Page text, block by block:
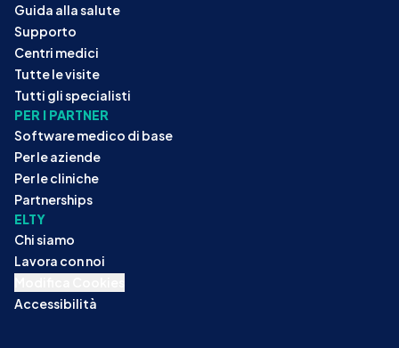
Guida alla salute
Supporto
Centri medici
Tutte le visite
Tutti gli specialisti
PER I PARTNER
Software medico di base
Per le aziende
Per le cliniche
Partnerships
ELTY
Chi siamo
Lavora con noi
Accessibilità